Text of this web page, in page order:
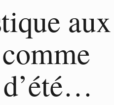
aux